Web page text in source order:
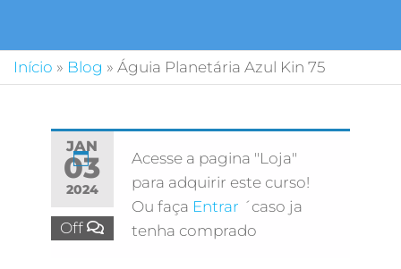
Início » Blog » Águia Planetária Azul Kin 75
JAN
03
2024
Off
Acesse a pagina "Loja"
para adquirir este curso!
Ou faça Entrar ´caso ja
tenha comprado